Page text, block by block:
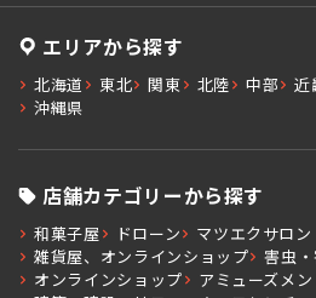
エリアから探す
北海道 東北 関東 北陸 中部 近
沖縄県
店舗カテゴリーから探す
和菓子屋 ドローン
マツエクサロン
雑貨屋、オンラインショップ
害虫
オンラインショップ
アミューズメ